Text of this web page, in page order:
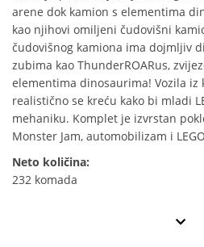
arene dok kamion s elementima
kao njihovi omiljeni čudovišni
čudovišnog kamiona ima dojmljiv
zubima kao ThunderROARus,
elementima dinosaurima! Vozila iz
realistično se kreću kako bi mladi
mehaniku. Komplet je izvrstan
Monster Jam, automobilizam i
Neto količina:
232 komada